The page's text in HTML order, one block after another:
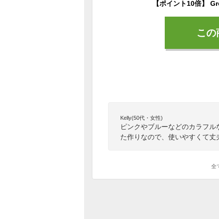
こ
Kelly(50代・女性)
ピンクやブルーなどのカラフ
た作りなので、使いやすくて丈
全